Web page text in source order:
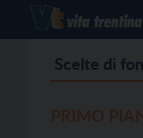
Scelte di